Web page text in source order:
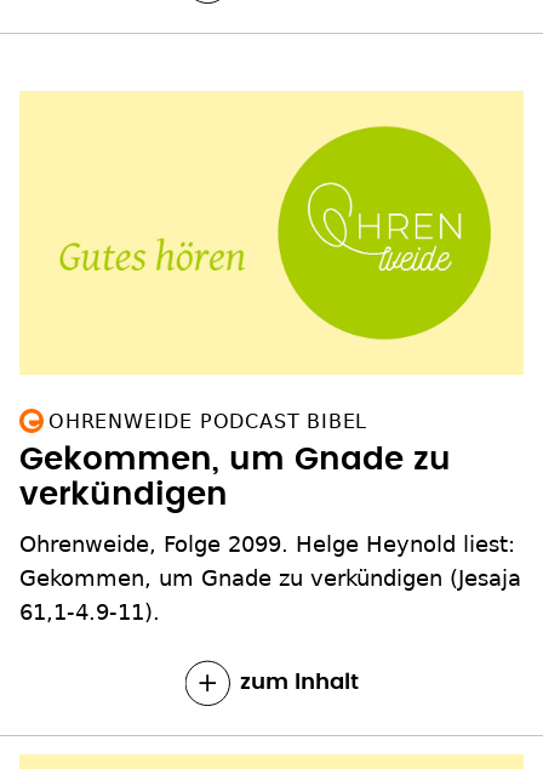
OHRENWEIDE PODCAST BIBEL
Gekommen, um Gnade zu
verkündigen
Ohrenweide, Folge 2099. Helge Heynold liest:
Gekommen, um Gnade zu verkündigen (Jesaja
61,1-4.9-11).
zum Inhalt